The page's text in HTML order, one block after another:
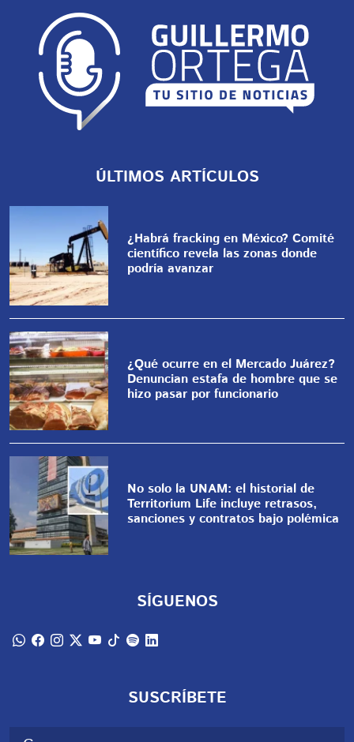
ÚLTIMOS ARTÍCULOS
¿Habrá fracking en México? Comité
científico revela las zonas donde
podría avanzar
¿Qué ocurre en el Mercado Juárez?
Denuncian estafa de hombre que se
hizo pasar por funcionario
No solo la UNAM: el historial de
Territorium Life incluye retrasos,
sanciones y contratos bajo polémica
SÍGUENOS
SUSCRÍBETE